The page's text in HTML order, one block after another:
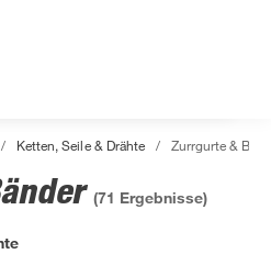
/ Ketten, Seile & Drähte / Zurrgurte &
(71 Ergebnisse)